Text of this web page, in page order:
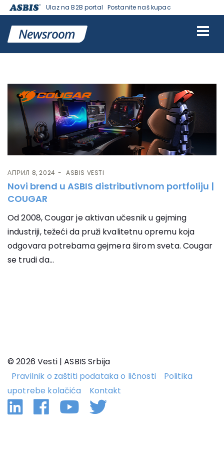
Ulaz na B2B portal Postanite naš kupac
Ознака:Cougar
АПРИЛ 8, 2024 ASBIS VESTI
Novi brend u ASBIS distributivnom portfoliju |
COUGAR
Od 2008, Cougar je aktivan učesnik u gejming
industriji, težeći da pruži kvalitetnu opremu koja
odgovara potrebama gejmera širom sveta. Cougar
se trudi da...
© 2026 Vesti | ASBIS Srbija
Pravilnik o zaštiti podataka o ličnosti
Politika
upotrebe kolačića
Kontakt
Linkedin
Facebook
YouTube
Twitter